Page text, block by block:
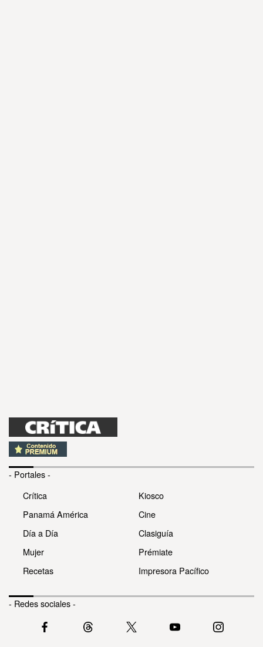
- Portales -
Crítica
Panamá América
Día a Día
Mujer
Recetas
Kiosco
Cine
Clasiguía
Prémiate
Impresora Pacífico
- Redes sociales -